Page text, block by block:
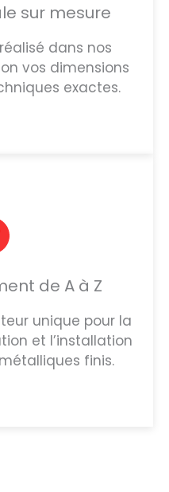
sur mesure
dans nos
vos dimensions
exactes.
de A à Z
unique pour la
et l’installation
finis.